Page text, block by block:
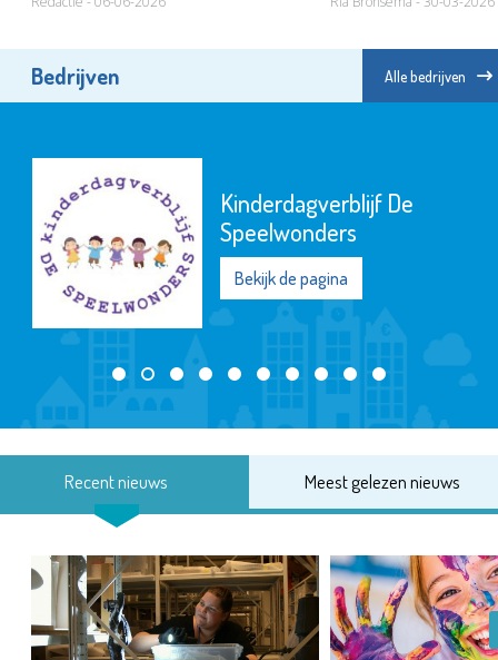
Bedrijven Alle bedrijven
SIKO
Bekijk de pagina
Recent nieuws Meest gelezen nieuws